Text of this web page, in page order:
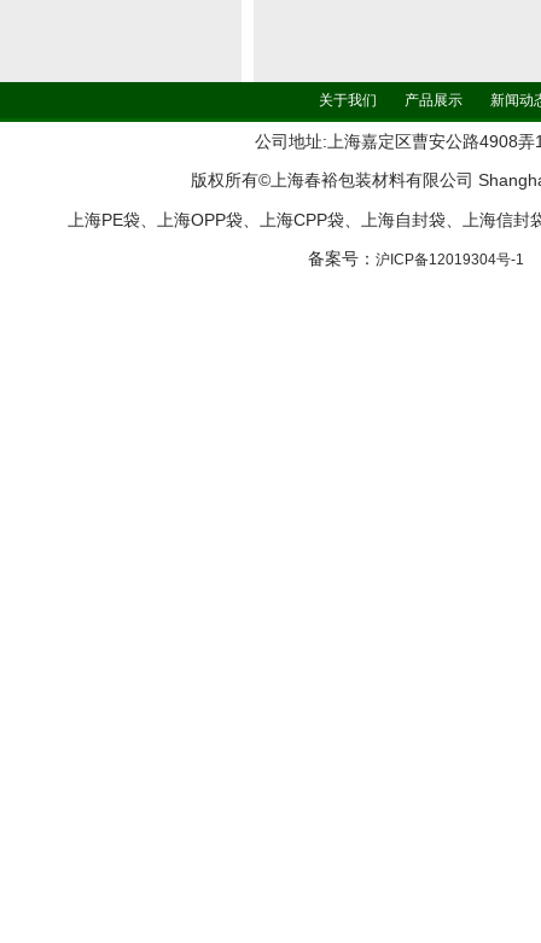
关于我们 产品展示 新闻动
公司地址:上海嘉定区曹安公路4908
版权所有©上海春裕包装材料有限公司
上海PE袋、上海OPP袋、上海CPP袋、上海自封袋、上海信
备案号： 沪ICP备12019304号-1